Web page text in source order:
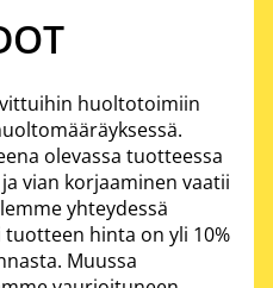
huoltotoimiin
olevassa tuotteessa
vian korjaaminen vaatii
yhteydessä
tuotteen hinta on yli 10%
Muussa